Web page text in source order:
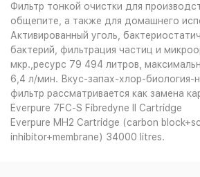
Фильтр тонкой очистки для
общепите, а также для домашнего
Активированный уголь,
бактерий, фильтрация частиц и
мкр.,ресурс 79 494 литров,
6,4 л/мин. Вкус-запах-хлор-биология-
фильтр рассматривается как замена
Everpure 7FC-S Fibredyne II Cartridge
Everpure MH2 Cartridge (carbon
inhibitor+membrane) 34000 litres.